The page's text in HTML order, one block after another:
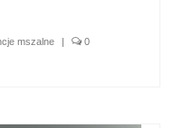
mszalne 0